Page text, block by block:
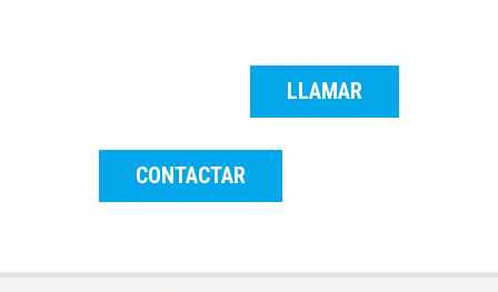
LLAMAR
CONTACTAR